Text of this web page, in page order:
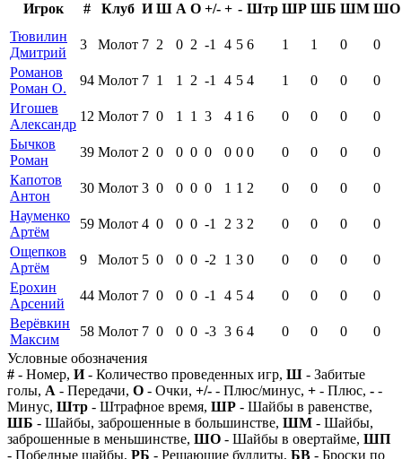
Игрок # Клуб И Ш А О +/- + - Штр ШР ШБ ШМ ШО
Тювилин
Дмитрий
3 Молот 7 2 0 2 -1 4 5 6 1 1 0
0
Романов
Роман О.
94 Молот 7 1 1 2 -1 4 5 4 1 0 0
0
Игошев
Александр
12 Молот 7 0 1 1 3 4 1 6 0 0 0
0
Бычков
Роман
39 Молот 2 0 0 0 0 0 0 0 0 0 0
0
Капотов
Антон
30 Молот 3 0 0 0 0 1 1 2 0 0 0
0
Науменко
Артём
59 Молот 4 0 0 0 -1 2 3 2 0 0 0
0
Ощепков
Артём
9 Молот 5 0 0 0 -2 1 3 0 0 0 0
0
Ерохин
Арсений
44 Молот 7 0 0 0 -1 4 5 4 0 0 0
0
Верёвкин
Максим
58 Молот 7 0 0 0 -3 3 6 4 0 0 0
0
Условные обозначения
# - Номер, И- Количество проведенных игр, Ш - Забитые
голы, А - Передачи, О - Очки, +/- - Плюс/минус, + - Плюс, - -
Минус, Штр - Штрафное время, ШР - Шайбы в равенстве,
ШБ - Шайбы, заброшенные в большинстве, ШМ - Шайбы,
заброшенные в меньшинстве, ШО - Шайбы в овертайме, ШП
- Победные шайбы, РБ - Решающие буллиты, БВ - Броски по